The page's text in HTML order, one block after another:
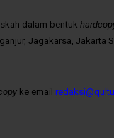
dalam bentuk
Jagakarsa, Jakarta
ke email